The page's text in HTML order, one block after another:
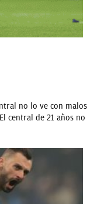
no lo ve con malos
central de 21 años no